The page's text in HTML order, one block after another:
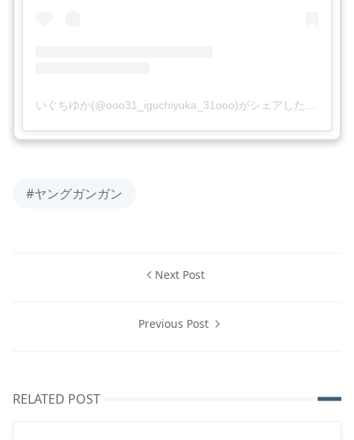
#ヤングガンガン
Next Post
Previous Post
RELATED POST